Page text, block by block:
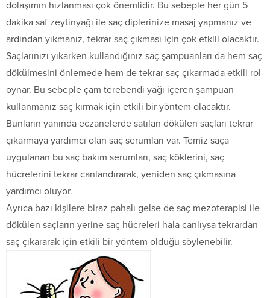
dolaşımın hızlanması çok önemlidir. Bu sebeple her gün 5
dakika saf zeytinyağı ile saç diplerinize masaj yapmanız ve
ardından yıkmanız, tekrar saç çıkması için çok etkili olacaktır.
Saçlarınızı yıkarken kullandığınız saç şampuanları da hem saç
dökülmesini önlemede hem de tekrar saç çıkarmada etkili rol
oynar. Bu sebeple çam terebendi yağı içeren şampuan
kullanmanız saç kırmak için etkili bir yöntem olacaktır.
Bunların yanında eczanelerde satılan dökülen saçları tekrar
çıkarmaya yardımcı olan saç serumları var. Temiz saça
uygulanan bu saç bakım serumları, saç köklerini, saç
hücrelerini tekrar canlandırarak, yeniden saç çıkmasına
yardımcı oluyor.
Ayrıca bazı kişilere biraz pahalı gelse de saç mezoterapisi ile
dökülen saçların yerine saç hücreleri hala canlıysa tekrardan
saç çıkararak için etkili bir yöntem olduğu söylenebilir.